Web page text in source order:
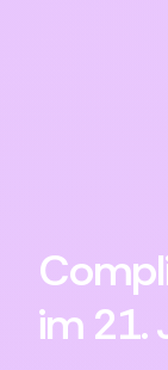
im 21.